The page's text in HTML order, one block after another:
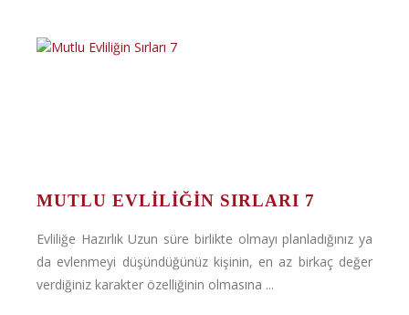
MUTLU EVLILIĞIN SIRLARI 7
Evliliğe Hazırlık Uzun süre birlikte olmayı planladığınız ya
da evlenmeyi düşündüğünüz kişinin, en az birkaç değer
verdiğiniz karakter özelliğinin olmasına ...